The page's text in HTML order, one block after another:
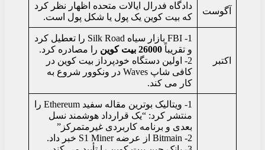
آگوست
دادگاه فدرال ایالات متحده اظهار نظر کرد
که بیت کوین یک پول یا شکل پول است.
اکتبر
1- FBI بازار سیاه Silk Road را تعطیل کرد
و تقریباً 26000 بیت کوین
را مصادره کرد.
2- اولین دستگاه خودپرداز بیت کوین در
کافی شاپ Waves در ونکوور شروع به
کار می کند.
1- ویتالیک بوترین مقاله سفید Ethereum را
منتشر کرد: “یک قرارداد هوشمند نسل
بعدی و برنامه کاربردی غیرمتمرکز”
2- Bitmain از عرضه S1 Miner خبر داد.